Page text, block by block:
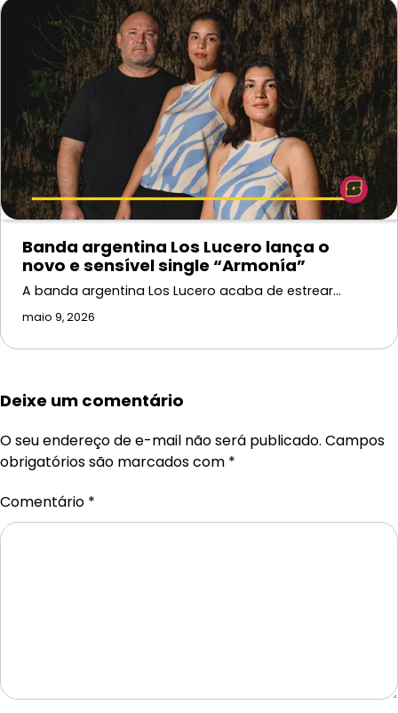
Banda argentina Los Lucero lança o
novo e sensível single “Armonía”
A banda argentina Los Lucero acaba de estrear…
maio 9, 2026
Deixe um comentário
O seu endereço de e-mail não será publicado. Campos
obrigatórios são marcados com *
Comentário *